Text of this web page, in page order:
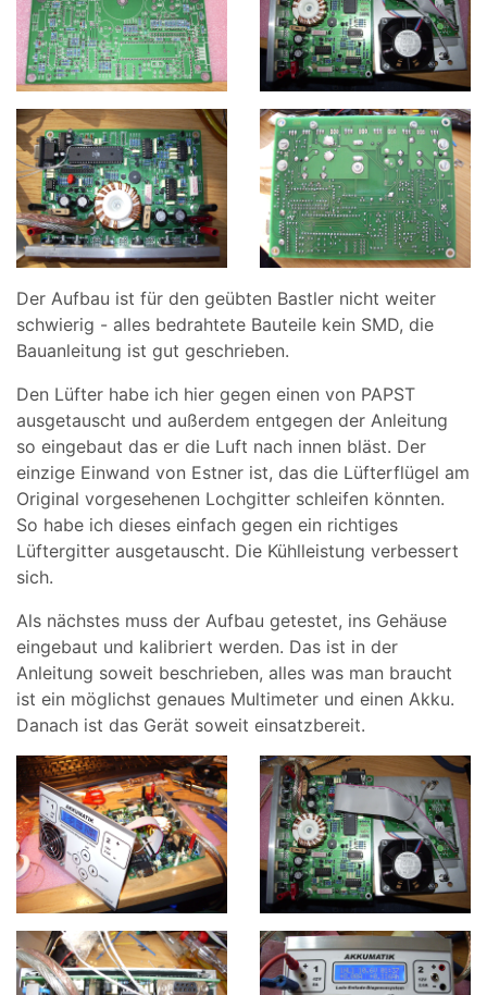
Der Aufbau ist für den geübten Bastler nicht weiter
schwierig - alles bedrahtete Bauteile kein SMD, die
Bauanleitung ist gut geschrieben.
Den Lüfter habe ich hier gegen einen von PAPST
ausgetauscht und außerdem entgegen der Anleitung
so eingebaut das er die Luft nach innen bläst. Der
einzige Einwand von Estner ist, das die Lüfterflügel am
Original vorgesehenen Lochgitter schleifen könnten.
So habe ich dieses einfach gegen ein richtiges
Lüftergitter ausgetauscht. Die Kühlleistung verbessert
sich.
Als nächstes muss der Aufbau getestet, ins Gehäuse
eingebaut und kalibriert werden. Das ist in der
Anleitung soweit beschrieben, alles was man braucht
ist ein möglichst genaues Multimeter und einen Akku.
Danach ist das Gerät soweit einsatzbereit.